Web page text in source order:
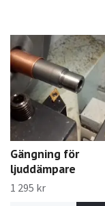
Gängning för
ljuddämpare
1 295 kr